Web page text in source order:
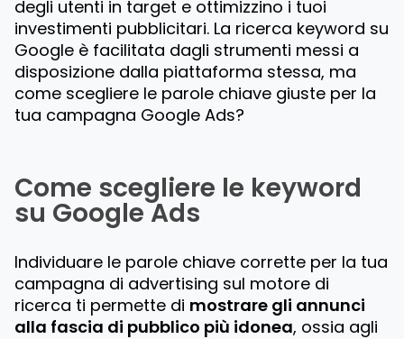
degli utenti in target e ottimizzino i tuoi
investimenti pubblicitari. La ricerca keyword su
Google è facilitata dagli strumenti messi a
disposizione dalla piattaforma stessa, ma
come scegliere le parole chiave giuste per la
tua campagna Google Ads?
Come scegliere le keyword
su Google Ads
Individuare le parole chiave corrette per la tua
campagna di advertising sul motore di
ricerca ti permette di mostrare gli annunci
alla fascia di pubblico più idonea, ossia agli